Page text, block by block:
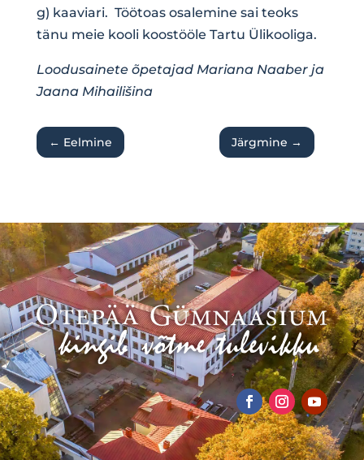
g) kaaviari. Töötoas osalemine sai teoks
tänu meie kooli koostööle Tartu Ülikooliga.
Loodusainete õpetajad Mariana Naaber ja
Jaana Mihailišina
← Eelmine Järgmine →